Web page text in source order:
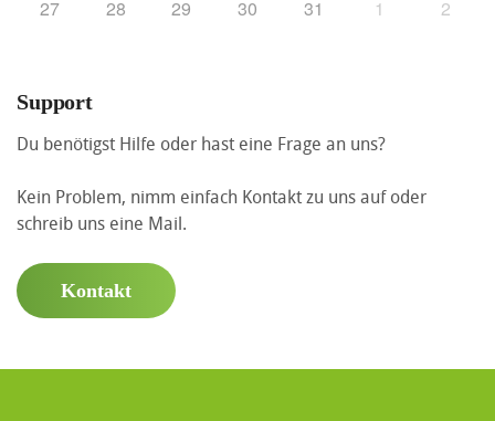
27 28 29 30 31 1 2
Support
Du benötigst Hilfe oder hast eine Frage an uns?
Kein Problem, nimm einfach Kontakt zu uns auf oder
schreib uns eine Mail.
Kontakt